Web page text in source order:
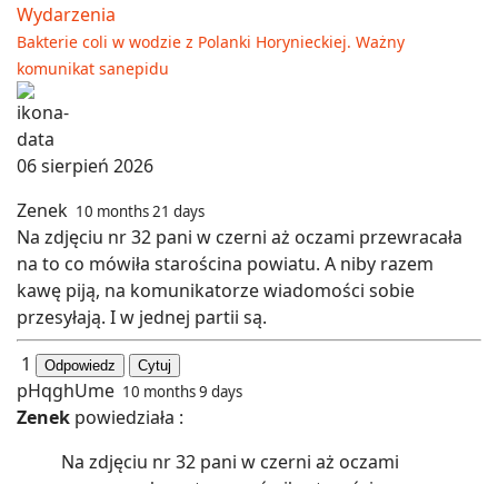
Wydarzenia
Bakterie coli w wodzie z Polanki Horynieckiej. Ważny
komunikat sanepidu
06 sierpień 2026
Zenek 10 months 21 days
Na zdjęciu nr 32 pani w czerni aż oczami przewracała
na to co mówiła starościna powiatu. A niby razem
kawę piją, na komunikatorze wiadomości sobie
przesyłają. I w jednej partii są.
1
Odpowiedz Cytuj
pHqghUme 10 months 9 days
Zenek powiedziała :
Na zdjęciu nr 32 pani w czerni aż oczami